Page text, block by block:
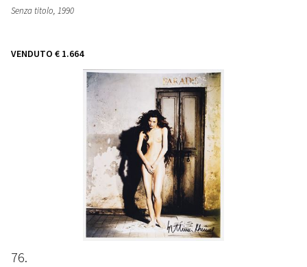
Senza titolo, 1990
VENDUTO € 1.664
76